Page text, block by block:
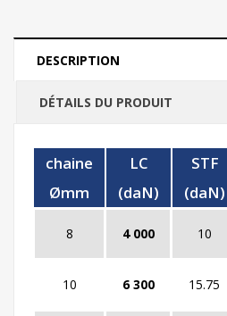
DESCRIPTION
DÉTAILS DU PRODUIT
chaine
Ømm
LC
(daN)
STF
(daN)
8 4 000 10
10 6 300 15.75